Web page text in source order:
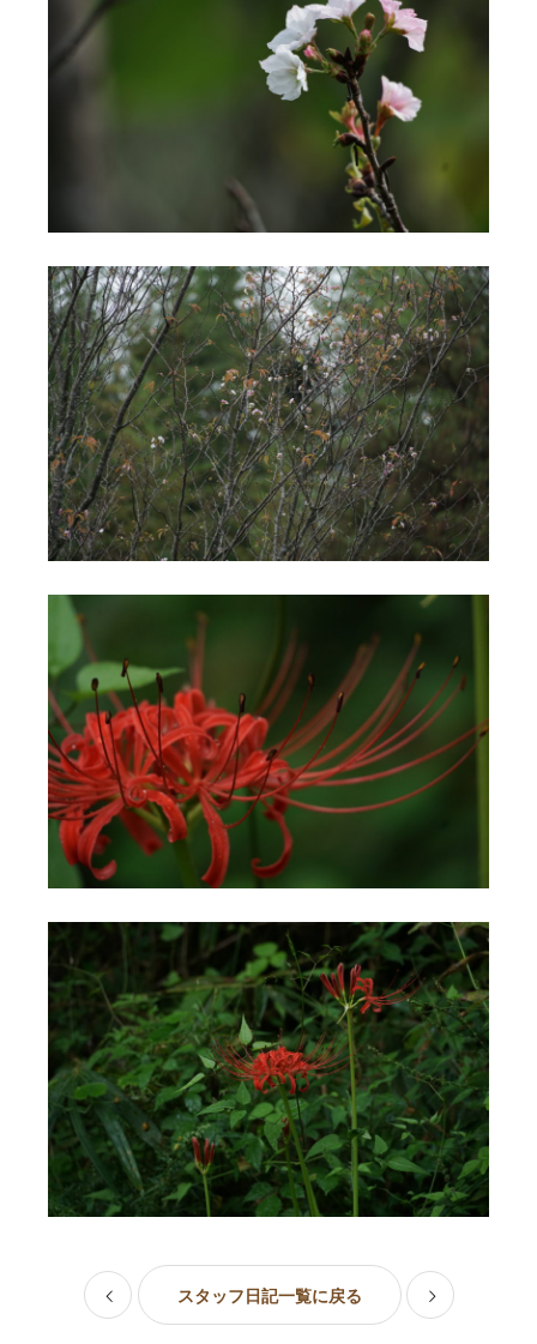
スタッフ日記一覧に戻る